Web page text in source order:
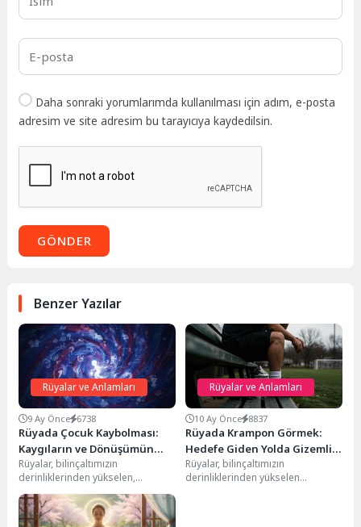
Daha sonraki yorumlarımda kullanılması için adım, e-posta
adresim ve site adresim bu tarayıcıya kaydedilsin.
GÖNDER
Benzer Yazılar
Rüyalar ve Anlamları
9 Ay Önce 6738
Rüyada Çocuk Kaybolması:
Kaygıların ve Dönüşümün
Derin Anlamları
Rüyalar, bilinçaltımızın
derinliklerinden yükselen,
karmaşık duygularımızın ve
işlenmemiş deneyimlerimizin bir
yansımasıdır. Bu rüyalardan biri
Rüyalar ve Anlamları
10 Ay Önce 8837
Rüyada Krampon Görmek:
Hedefe Giden Yolda Gizemli
İşaretler
Rüyalar, bilinçaltımızın
derinliklerinden yükselen